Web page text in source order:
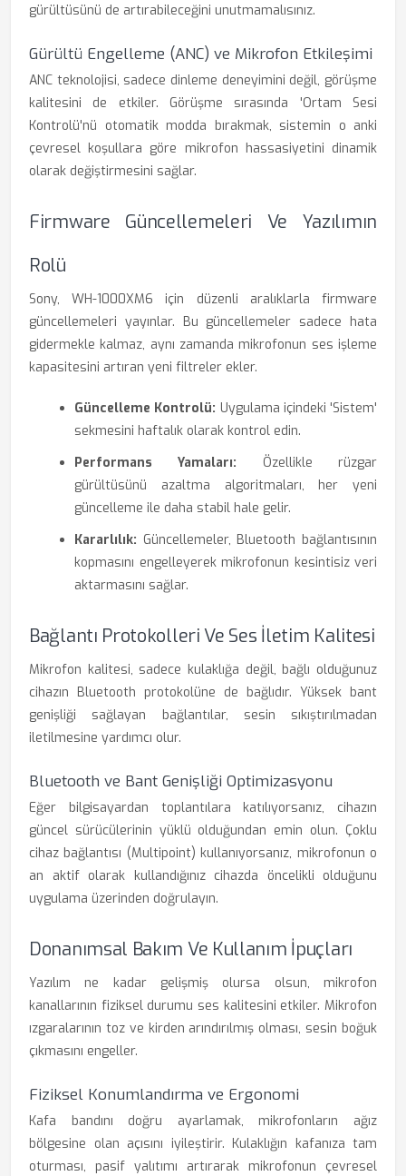
gürültüsünü de artırabileceğini unutmamalısınız.
Gürültü Engelleme (ANC) ve Mikrofon Etkileşimi
ANC teknolojisi, sadece dinleme deneyimini değil, görüşme
kalitesini de etkiler. Görüşme sırasında 'Ortam Sesi
Kontrolü'nü otomatik modda bırakmak, sistemin o anki
çevresel koşullara göre mikrofon hassasiyetini dinamik
olarak değiştirmesini sağlar.
Firmware Güncellemeleri Ve Yazılımın
Rolü
Sony, WH-1000XM6 için düzenli aralıklarla firmware
güncellemeleri yayınlar. Bu güncellemeler sadece hata
gidermekle kalmaz, aynı zamanda mikrofonun ses işleme
kapasitesini artıran yeni filtreler ekler.
Güncelleme Kontrolü: Uygulama içindeki 'Sistem'
sekmesini haftalık olarak kontrol edin.
Performans Yamaları: Özellikle rüzgar
gürültüsünü azaltma algoritmaları, her yeni
güncelleme ile daha stabil hale gelir.
Kararlılık: Güncellemeler, Bluetooth bağlantısının
kopmasını engelleyerek mikrofonun kesintisiz veri
aktarmasını sağlar.
Bağlantı Protokolleri Ve Ses İletim Kalitesi
Mikrofon kalitesi, sadece kulaklığa değil, bağlı olduğunuz
cihazın Bluetooth protokolüne de bağlıdır. Yüksek bant
genişliği sağlayan bağlantılar, sesin sıkıştırılmadan
iletilmesine yardımcı olur.
Bluetooth ve Bant Genişliği Optimizasyonu
Eğer bilgisayardan toplantılara katılıyorsanız, cihazın
güncel sürücülerinin yüklü olduğundan emin olun. Çoklu
cihaz bağlantısı (Multipoint) kullanıyorsanız, mikrofonun o
an aktif olarak kullandığınız cihazda öncelikli olduğunu
uygulama üzerinden doğrulayın.
Donanımsal Bakım Ve Kullanım İpuçları
Yazılım ne kadar gelişmiş olursa olsun, mikrofon
kanallarının fiziksel durumu ses kalitesini etkiler. Mikrofon
ızgaralarının toz ve kirden arındırılmış olması, sesin boğuk
çıkmasını engeller.
Fiziksel Konumlandırma ve Ergonomi
Kafa bandını doğru ayarlamak, mikrofonların ağız
bölgesine olan açısını iyileştirir. Kulaklığın kafanıza tam
oturması, pasif yalıtımı artırarak mikrofonun çevresel